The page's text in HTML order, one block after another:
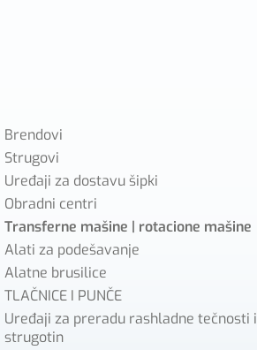
Brendovi
Strugovi
Uređaji za dostavu šipki
Obradni centri
Transferne mašine | rotacione mašine
Alati za podešavanje
Alatne brusilice
TLAČNICE I PUNČE
Uređaji za preradu rashladne tečnosti i
strugotin